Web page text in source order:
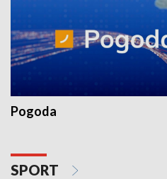
Pogoda
SPORT